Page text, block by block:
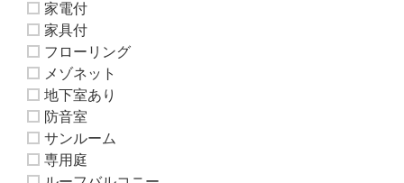
家電付
家具付
フローリング
メゾネット
地下室あり
防音室
サンルーム
専用庭